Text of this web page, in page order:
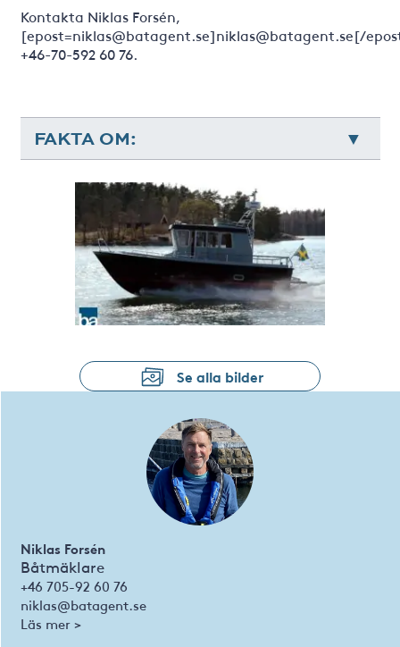
Kontakta Niklas Forsén,
[epost=niklas@batagent.se]niklas@batagent.se[/
+46-70-592 60 76.
FAKTA OM:
Se alla bilder
Niklas Forsén
Båtmäklare
+46 705-92 60 76
niklas@batagent.se
Läs mer >